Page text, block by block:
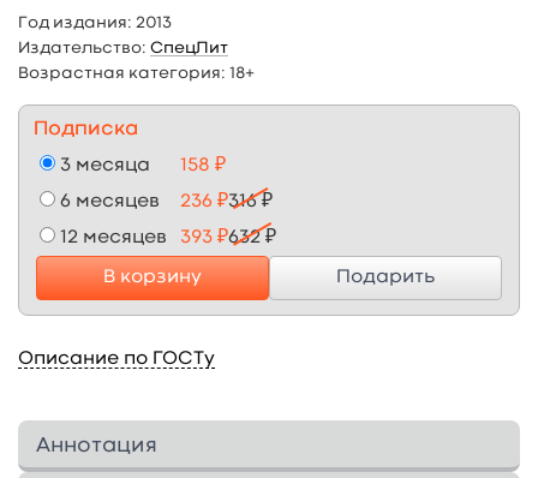
Год издания: 2013
Издательство: СпецЛит
Возрастная категория: 18+
Подписка
3 месяца 158 ₽
6 месяцев 236 ₽316 ₽
12 месяцев 393 ₽632 ₽
В корзину Подарить
Описание по ГОСТу
Аннотация